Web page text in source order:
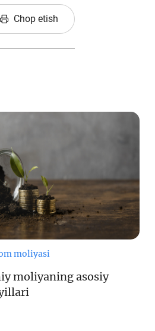
Chop etish
moliyasi
moliyaning asosiy